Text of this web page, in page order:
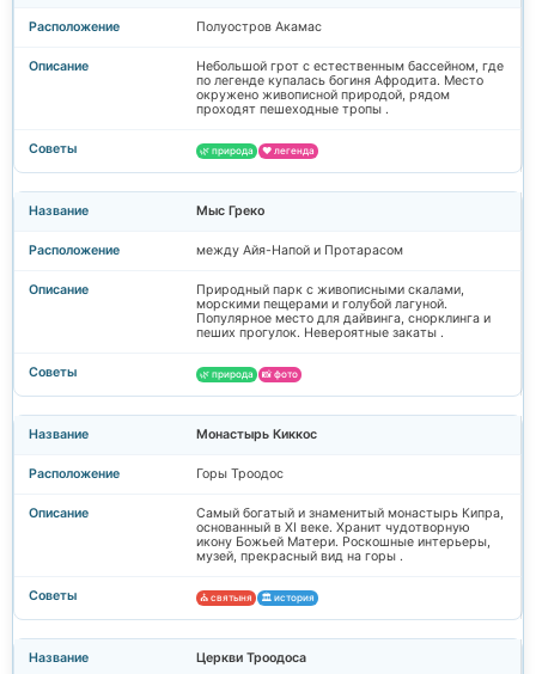
Полуостров Акамас
Небольшой грот с естественным бассейном, где
по легенде купалась богиня Афродита. Место
окружено живописной природой, рядом
проходят пешеходные тропы .
🌿 природа ❤️ легенда
Мыс Греко
между Айя-Напой и Протарасом
Природный парк с живописными скалами,
морскими пещерами и голубой лагуной.
Популярное место для дайвинга, снорклинга и
пеших прогулок. Невероятные закаты .
🌿 природа 📸 фото
Монастырь Киккос
Горы Троодос
Самый богатый и знаменитый монастырь Кипра,
основанный в XI веке. Хранит чудотворную
икону Божьей Матери. Роскошные интерьеры,
музей, прекрасный вид на горы .
⛪ святыня 🏛️ история
Церкви Троодоса